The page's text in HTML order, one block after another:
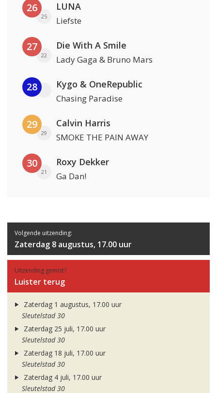
26
25
LUNA
Liefste
27
22
Die With A Smile
Lady Gaga & Bruno Mars
28 Kygo & OneRepublic
Chasing Paradise
29
29
Calvin Harris
SMOKE THE PAIN AWAY
30
21
Roxy Dekker
Ga Dan!
Volgende uitzending:
Zaterdag 8 augustus, 17.00 uur
Uitzending gemist?
Luister terug
Zaterdag 1 augustus, 17.00 uur
Sleutelstad 30
Zaterdag 25 juli, 17.00 uur
Sleutelstad 30
Zaterdag 18 juli, 17.00 uur
Sleutelstad 30
Zaterdag 4 juli, 17.00 uur
Sleutelstad 30